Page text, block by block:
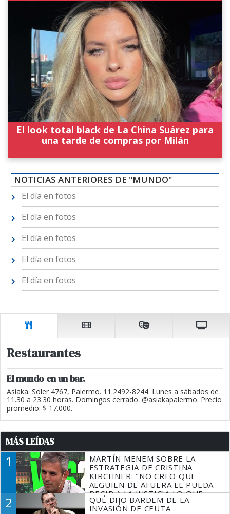
El look total black de La China Suárez para
una tarde de compras por Milán
NOTICIAS ANTERIORES DE "MUNDO"
El día en fotos
El día en fotos
El día en fotos
El día en fotos
El día en fotos
Restaurantes
El mundo en un bar.
Asiaka. Soler 4767, Palermo. 11.2492-8244. Lunes a sábados de
11.30 a 23.30 horas. Domingos cerrado. @asiakapalermo. Precio
promedio: $ 17.000.
MÁS LEÍDAS
1
MARTÍN MENEM SOBRE LA
ESTRATEGIA DE CRISTINA
KIRCHNER: "NO CREO QUE
ALGUIEN DE AFUERA LE PUEDA
DECIR A LA JUSTICIA LO QUE
TIENE QUE HACER"
2
QUÉ DIJO BARDEM DE LA
INVASIÓN DE CEUTA